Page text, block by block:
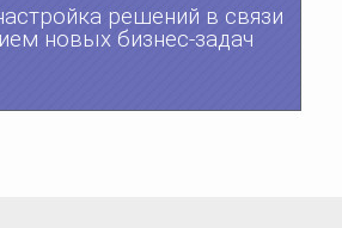
решений в связи
новых бизнес-задач